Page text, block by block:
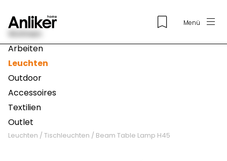
Menü
Wohnen
Arbeiten
Leuchten
Outdoor
Accessoires
Textilien
Outlet
Leuchten / Tischleuchten / Beam Table Lamp H45